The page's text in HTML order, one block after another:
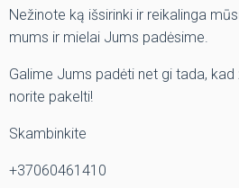
Nežinote ką išsirinki ir reikalinga
mums ir mielai Jums padėsime.
Galime Jums padėti net gi tada,
norite pakelti!
Skambinkite
+37060461410